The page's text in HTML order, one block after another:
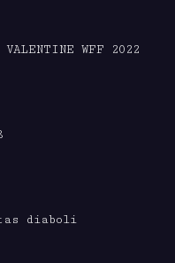
VALENTINE WFF 2022
diaboli